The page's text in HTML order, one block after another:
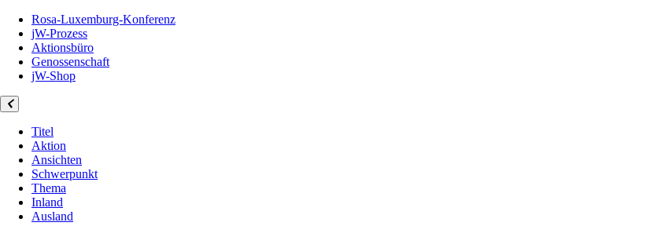
Rosa-Luxemburg-Konferenz
jW-Prozess
Aktionsbüro
Genossenschaft
jW-Shop
Titel
Aktion
Ansichten
Schwerpunkt
Thema
Inland
Ausland